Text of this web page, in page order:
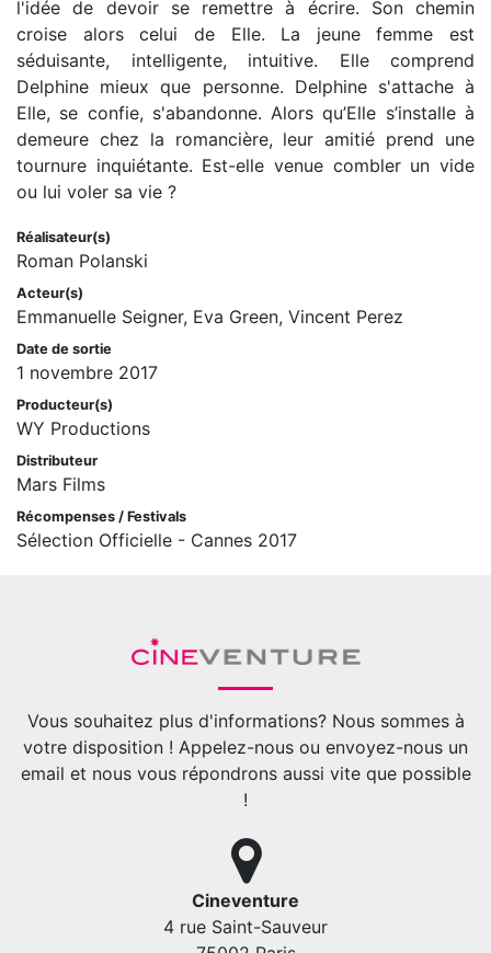
l'idée de devoir se remettre à écrire. Son chemin
croise alors celui de Elle. La jeune femme est
séduisante, intelligente, intuitive. Elle comprend
Delphine mieux que personne. Delphine s'attache à
Elle, se confie, s'abandonne. Alors qu’Elle s’installe à
demeure chez la romancière, leur amitié prend une
tournure inquiétante. Est-elle venue combler un vide
ou lui voler sa vie ?
Réalisateur(s)
Roman Polanski
Acteur(s)
Emmanuelle Seigner, Eva Green, Vincent Perez
Date de sortie
1 novembre 2017
Producteur(s)
WY Productions
Distributeur
Mars Films
Récompenses / Festivals
Sélection Officielle - Cannes 2017
Vous souhaitez plus d'informations? Nous sommes à
votre disposition ! Appelez-nous ou envoyez-nous un
email et nous vous répondrons aussi vite que possible
!
Cineventure
4 rue Saint-Sauveur